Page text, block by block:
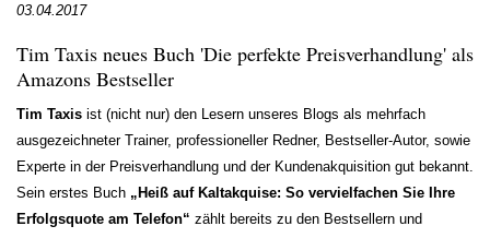
Newsroom
03.04.2017
Tim Taxis neues Buch 'Die perfekte Preisverhandlung' als
Amazons Bestseller
Tim Taxis ist (nicht nur) den Lesern unseres Blogs als mehrfach
ausgezeichneter Trainer, professioneller Redner, Bestseller-Autor, sowie
Experte in der Preisverhandlung und der Kundenakquisition gut bekannt.
Sein erstes Buch „Heiß auf Kaltakquise: So vervielfachen Sie Ihre
Erfolgsquote am Telefon“ zählt bereits zu den Bestsellern und